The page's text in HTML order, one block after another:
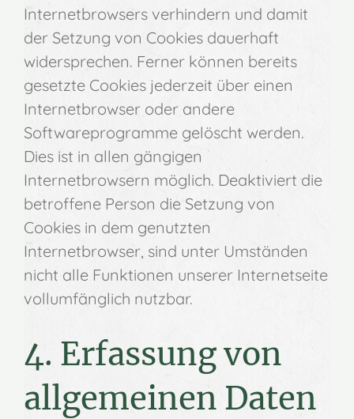
Internetbrowsers verhindern und damit
der Setzung von Cookies dauerhaft
widersprechen. Ferner können bereits
gesetzte Cookies jederzeit über einen
Internetbrowser oder andere
Softwareprogramme gelöscht werden.
Dies ist in allen gängigen
Internetbrowsern möglich. Deaktiviert die
betroffene Person die Setzung von
Cookies in dem genutzten
Internetbrowser, sind unter Umständen
nicht alle Funktionen unserer Internetseite
vollumfänglich nutzbar.
4. Erfassung von
allgemeinen Daten